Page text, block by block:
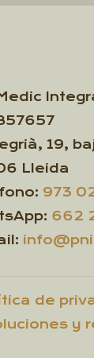
19,
Lleida
973
662
de
y